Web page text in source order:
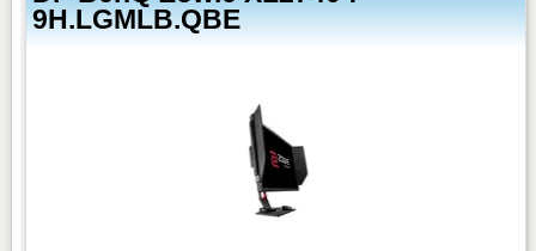
9H.LGMLB.QBE